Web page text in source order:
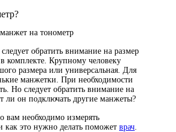
на тонометр
обратить внимание на размер
комплекте. Крупному человеку
размера или универсальная. Для
манжетки. При необходимости
Но следует обратить внимание на
ли он подключать другие манжеты?
вам необходимо измерять
как это нужно делать поможет врач.